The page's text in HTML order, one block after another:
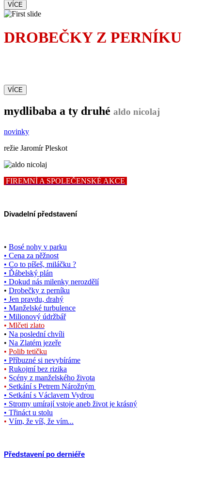
VÍCE
DROBEČKY Z PERNÍKU
VÍCE
mydlibaba a ty druhé aldo nicolaj
novinky
režie Jaromír Pleskot
FIREMNÍ A SPOLEČENSKÉ AKCE
Divadelní představení
• Bosé nohy v parku
• Cena za něžnost
• Co to píšeš, miláčku ?
• Ďábelský plán
• Dokud nás milenky nerozdělí
• Drobečky z perníku
• Jen pravdu, drahý
• Manželské turbulence
• Milionový údržbář
• Mlčeti zlato
• Na poslední chvíli
• Na Zlatém jezeře
• Polib tetičku
• Příbuzné si nevybíráme
• Rukojmí bez rizika
• Scény z manželského života
• Setkání s Petrem Nárožným
• Setkání s Václavem Vydrou
• Stromy umírají vstoje aneb život je krásný
• Třináct u stolu
• Vím, že víš, že vím...
Představení po derniéře